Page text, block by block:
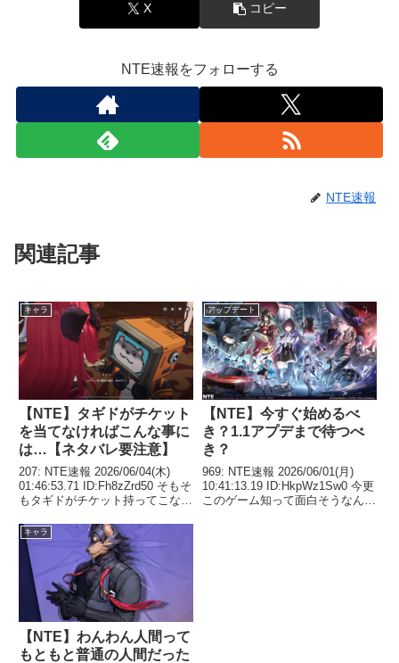
X コピー
NTE速報をフォローする
NTE速報
関連記事
キャラ
【NTE】タギドがチケット
を当てなければこんな事に
は…【ネタバレ要注意】
207: NTE速報 2026/06/04(木)
01:46:53.71 ID:Fh8zZrd50 そもそ
もタギドがチケット持ってこなけ
NTE速報 2026/06/04(木)
06:13:27.30 I...
アップデート
【NTE】今すぐ始めるべ
き？1.1アプデまで待つべ
き？
969: NTE速報 2026/06/01(月)
10:41:13.19 ID:HkpWz1Sw0 今更
このゲーム知って面白そうなんで
キャラ
【NTE】わんわん人間って
もともと普通の人間だった